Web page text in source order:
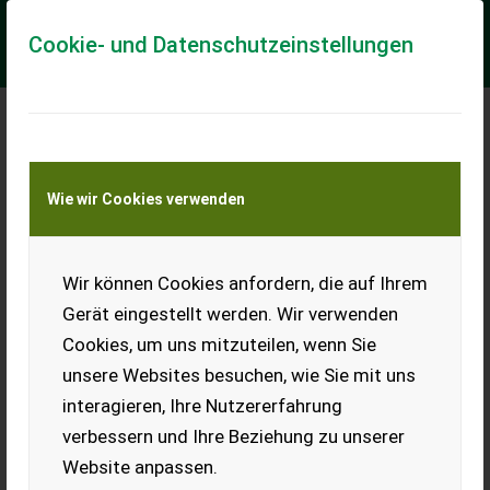
Cookie- und Datenschutzeinstellungen
Wie wir Cookies verwenden
Wir können Cookies anfordern, die auf Ihrem
Gerät eingestellt werden. Wir verwenden
Cookies, um uns mitzuteilen, wenn Sie
unsere Websites besuchen, wie Sie mit uns
interagieren, Ihre Nutzererfahrung
verbessern und Ihre Beziehung zu unserer
Website anpassen.
Meine Transportkostenanfrage
Transport von Land- und Baumaschinen –
KEINE Tiertransporte
Steyr 9094 MWM
sehr gutem Zustand.
Neuwertiger Motor, wurde
vor ein paar Bstd. komplett
gemacht. Nur 4.800 Bstd.,
da er noch benutzt wird.